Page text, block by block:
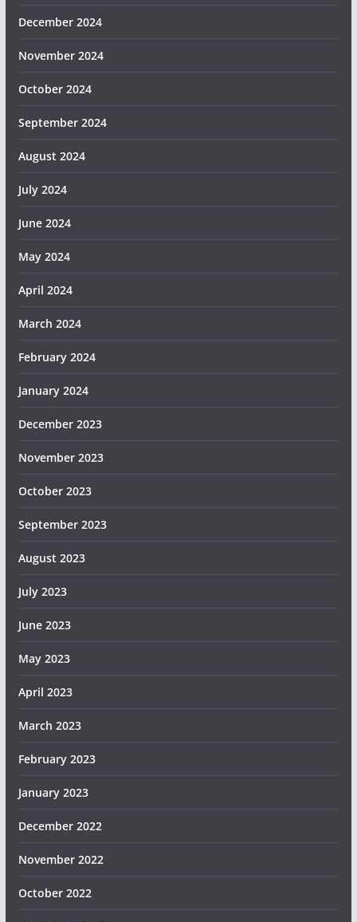
December 2024
November 2024
October 2024
September 2024
August 2024
July 2024
June 2024
May 2024
April 2024
March 2024
February 2024
January 2024
December 2023
November 2023
October 2023
September 2023
August 2023
July 2023
June 2023
May 2023
April 2023
March 2023
February 2023
January 2023
December 2022
November 2022
October 2022